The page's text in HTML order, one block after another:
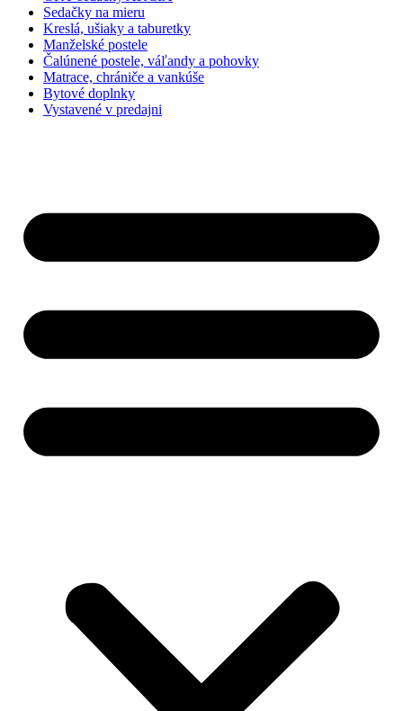
Sedačky na mieru
Kreslá, ušiaky a taburetky
Manželské postele
Čalúnené postele, váľandy a pohovky
Matrace, chrániče a vankúše
Bytové doplnky
Vystavené v predajni